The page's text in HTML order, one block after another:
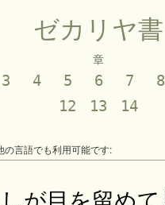
ゼカリヤ書
章
3 4 5 6 7 8
12
13 14
の言語でも利用可能です:
が目を留めて